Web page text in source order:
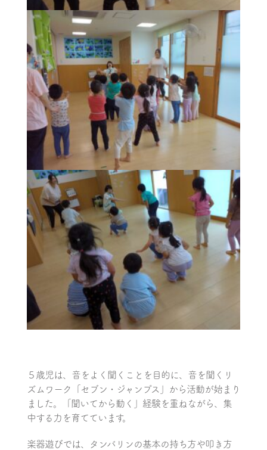
５歳児は、音をよく聞くことを目的に、音を聞くリ
ズムワーク「セブン・ジャンプス」から活動が始まり
ました。「聞いてから動く」経験を重ねながら、集
中する力を育てています。
楽器遊びでは、タンバリンの基本の持ち方や叩き方